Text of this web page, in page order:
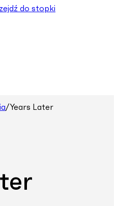
do stopki
/Years Later